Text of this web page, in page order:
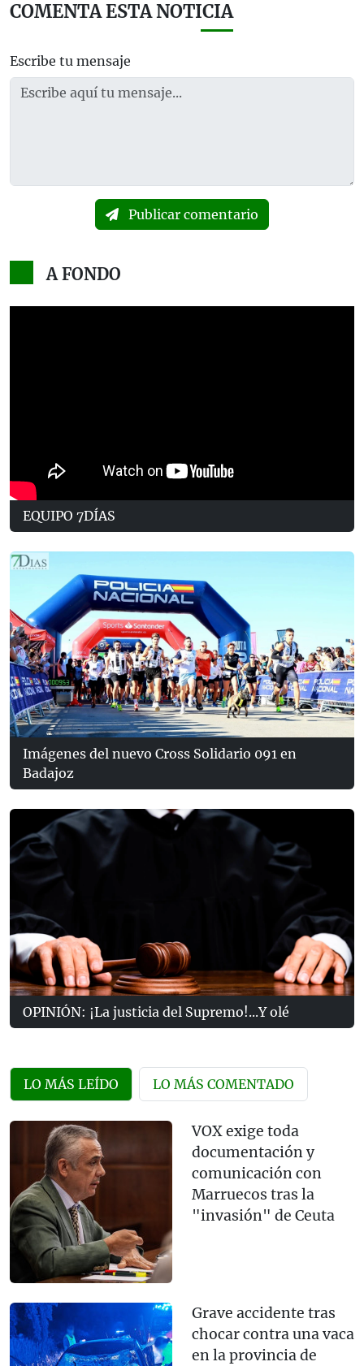
COMENTA ESTA NOTICIA
Escribe tu mensaje
Publicar comentario
A FONDO
EQUIPO 7DÍAS
Imágenes del nuevo Cross Solidario 091 en
Badajoz
OPINIÓN: ¡La justicia del Supremo!...Y olé
LO MÁS LEÍDO LO MÁS COMENTADO
VOX exige toda
documentación y
comunicación con
Marruecos tras la
"invasión" de Ceuta
Grave accidente tras
chocar contra una vaca
en la provincia de